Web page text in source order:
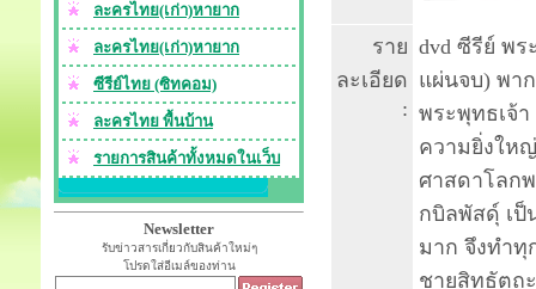
ละครไทย(เก่า)หายาก
ละครไทย(เก่า)หายาก
ซีรีย์ไทย (ซิทคอม)
ละครไทย พื้นบ้าน
รายการสินค้าทั้งหมดในเว็บ
Newsletter
รับข่าวสารเกี่ยวกับสินค้าใหม่ๆ
โปรดใส่อีเมล์ของท่าน
ราย
ละเอียด
:
dvd ซีรีย์ พร
แผ่นจบ) พา
พระพุทธเจ้
ความยิ่งให
ศาสดาโลก
กบิลพัสดุ์ เป็
มาก จึงทำทุ
ชายสิทธัตถ